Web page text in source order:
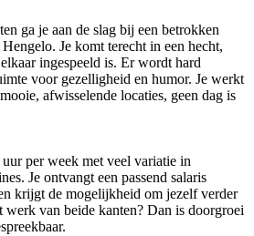
ga je aan de slag bij een betrokken
Je komt terecht in een hecht,
ingespeeld is. Er wordt hard
voor gezelligheid en humor. Je werkt
afwisselende locaties, geen dag is
per week met veel variatie in
Je ontvangt een passend salaris
krijgt de mogelijkheid om jezelf verder
van beide kanten? Dan is doorgroei